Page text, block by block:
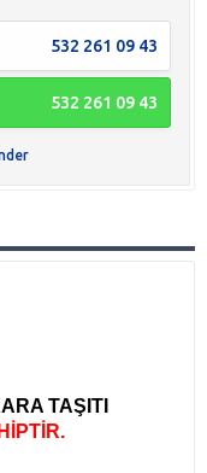
532 261 09 43
532 261 09 43
TAŞITI